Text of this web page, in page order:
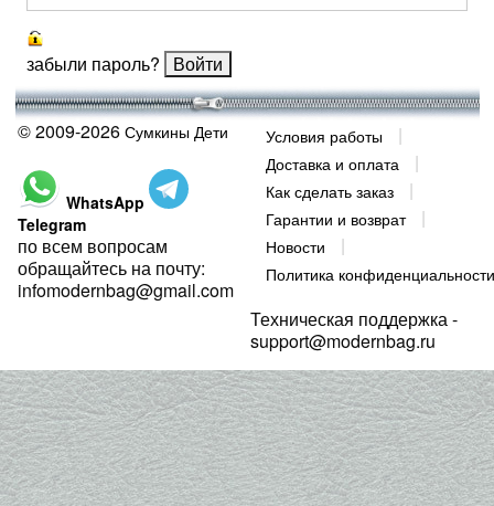
забыли пароль?
© 2009-2026 Сумкины Дети
WhatsApp
Telegram
по всем вопросам
обращайтесь на почту:
infomodernbag@gmail.com
Условия работы
Доставка и оплата
Как сделать заказ
Гарантии и возврат
Новости
Политика конфиденциальности
Техническая поддержка -
support@modernbag.ru